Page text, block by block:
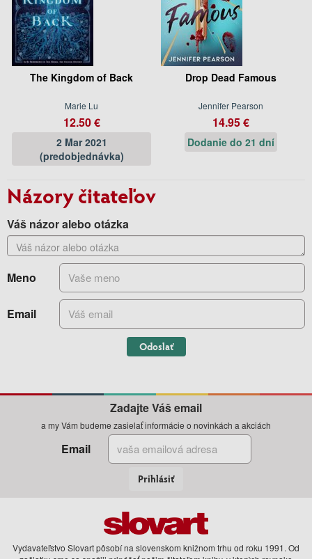
The Kingdom of Back
Marie Lu
12.50 €
2 Mar 2021
(predobjednávka)
Drop Dead Famous
Jennifer Pearson
14.95 €
Dodanie do 21 dní
Názory čitateľov
Váš názor alebo otázka
Meno
Email
Odoslať
Zadajte Váš email
a my Vám budeme zasielať informácie o novinkách a akciách
Email
Prihlásiť
Vydavateľstvo Slovart pôsobí na slovenskom knižnom trhu od roku 1991. Od